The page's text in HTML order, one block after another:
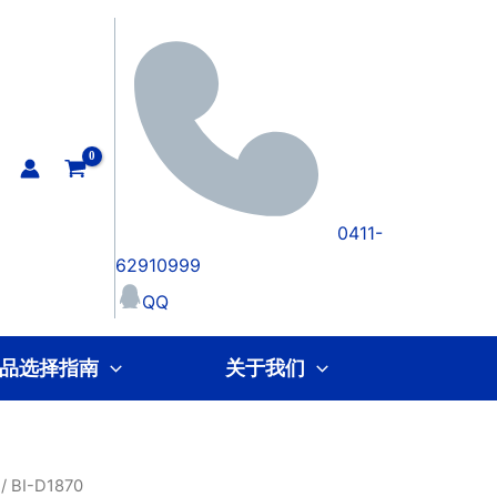
0411-
62910999
QQ
选择指南 关于我们
BI-D1870